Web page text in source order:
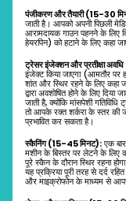
पंजीकरणऔरतैयारी (15-30
जाती है। आपको अपनी पिछली
आरामदायक गाउन पहनने के लिए
हेयरपिन) को हटाने के लिए कहा
ट्रेसरइंजेक्शनऔरप्रतीक्षा
इंजेक्ट किया जाएगा (आमतौर
शांत और स्थिर रहने के लिए
द्वारा अवशोषित होने के लिए
जाती है, क्योंकि मांसपेशी
तो आपके रक्त शर्करा के स्तर की
प्रभावित कर सकता है।
स्कैनिंग (15-45मिनट): एक
मशीन के बिस्तर पर लेटने के लिए
पूरे स्कैन के दौरान स्थिर रहना
यह प्रक्रिया पूरी तरह से दर्द
और माइक्रोफोन के माध्यम से